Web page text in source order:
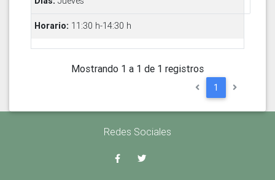
11:30 h-14:30 h
Mostrando 1 a 1 de 1 registros
1
Redes Sociales